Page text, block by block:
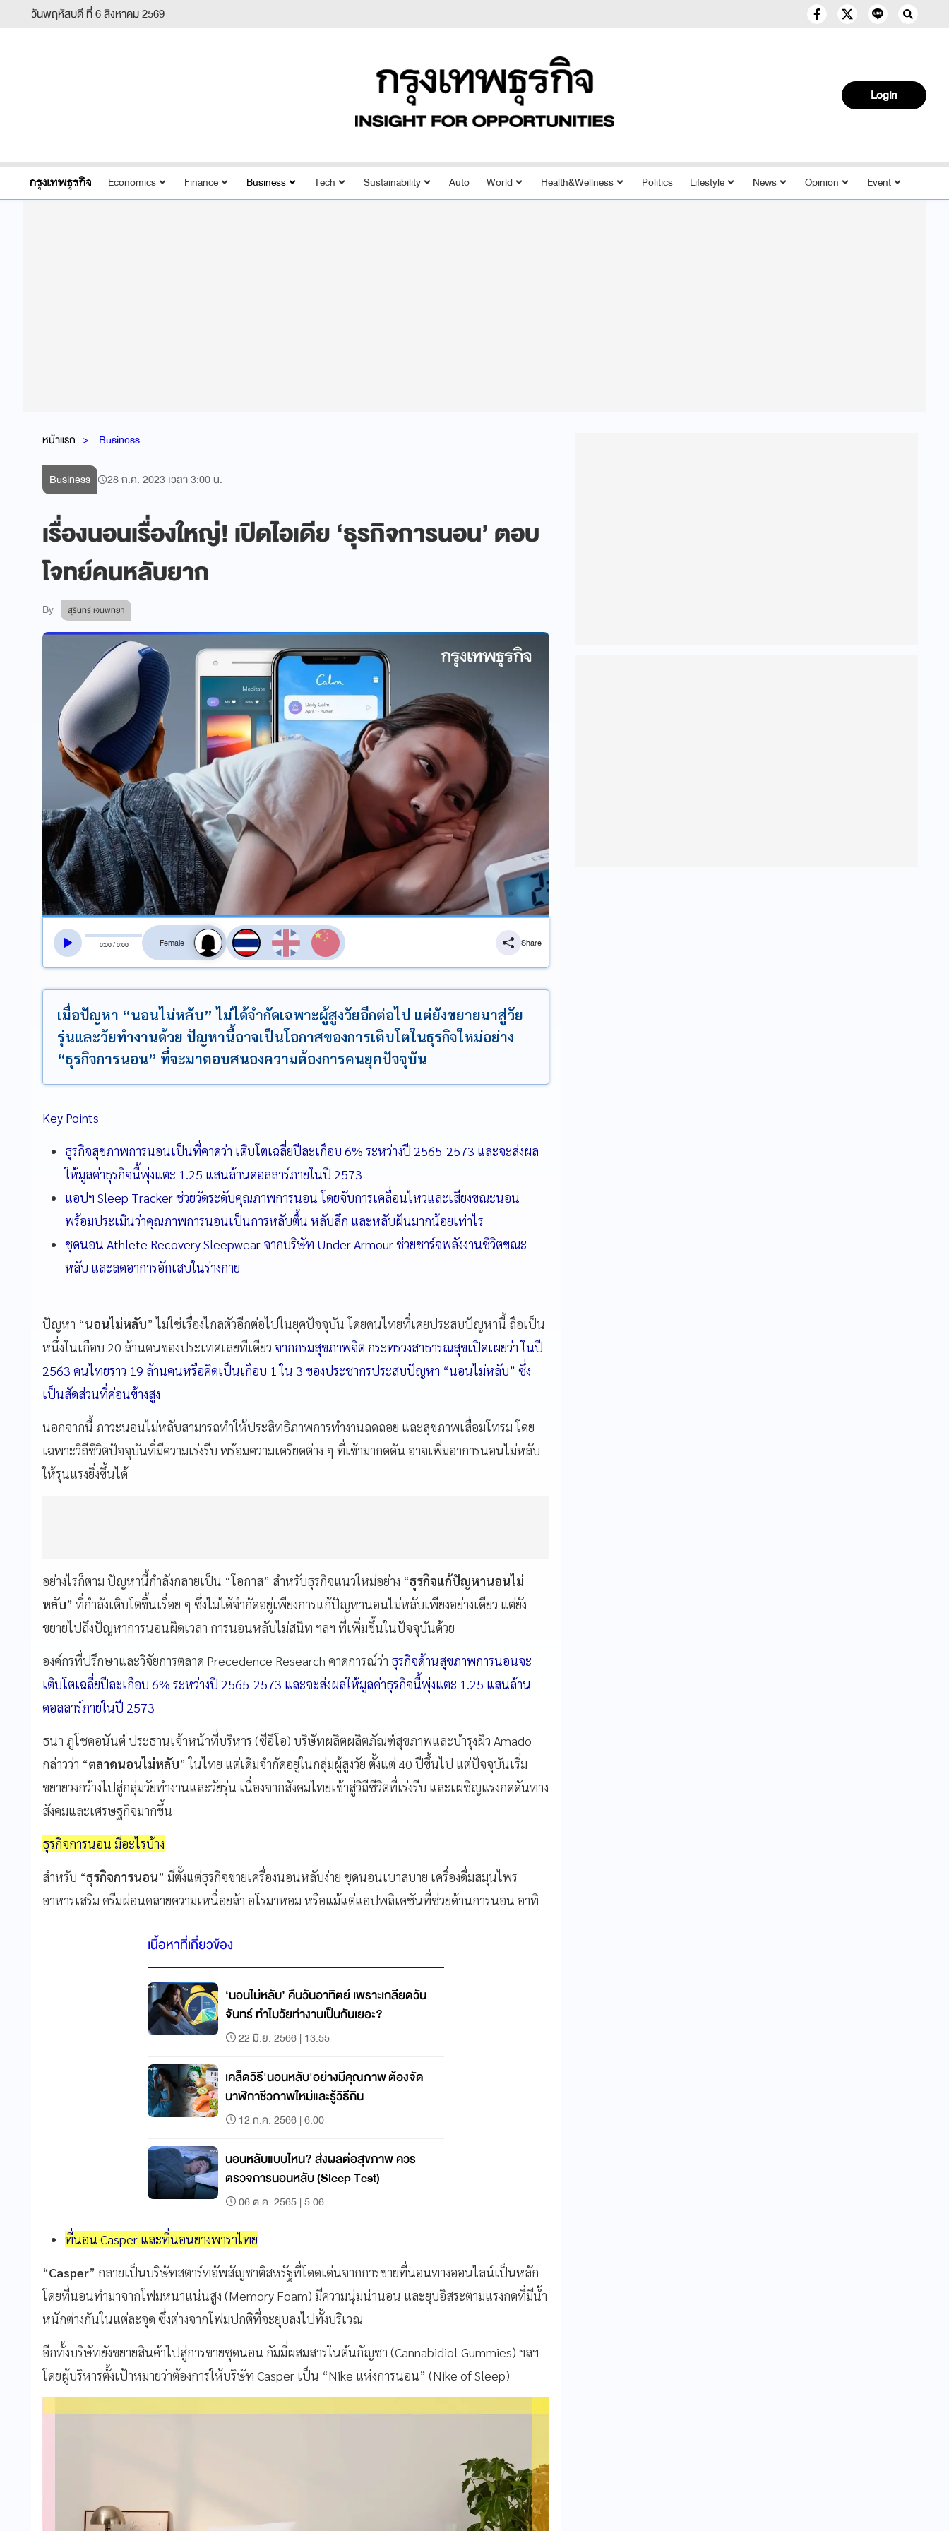
วันพฤหัสบดี ที่ 6 สิงหาคม 2569
Login
Economics Finance Business Tech Sustainability Auto World Health&Wellness Politics Lifestyle News Opinion Event
หน้าแรก Business
Business 28 ก.ค. 2023 เวลา 3:00 น.
เรื่องนอนเรื่องใหญ่! เปิดไอเดีย ‘ธุรกิจการนอน’ ตอบ
โจทย์คนหลับยาก
By สุรินทร์ เจนพิทยา
0:00/0:00
สลับเสียงอ่าน
Share
เมื่อปัญหา “นอนไม่หลับ” ไม่ได้จำกัดเฉพาะผู้สูงวัยอีกต่อไป แต่ยังขยายมาสู่วัย
รุ่นและวัยทำงานด้วย ปัญหานี้อาจเป็นโอกาสของการเติบโตในธุรกิจใหม่อย่าง
“ธุรกิจการนอน” ที่จะมาตอบสนองความต้องการคนยุคปัจจุบัน
Key Points
ธุรกิจสุขภาพการนอนเป็นที่คาดว่า เติบโตเฉลี่ยปีละเกือบ 6% ระหว่างปี 2565-2573 และจะส่งผล
ให้มูลค่าธุรกิจนี้พุ่งแตะ 1.25 แสนล้านดอลลาร์ภายในปี 2573
แอปฯ Sleep Tracker ช่วยวัดระดับคุณภาพการนอน โดยจับการเคลื่อนไหวและเสียงขณะนอน
พร้อมประเมินว่าคุณภาพการนอนเป็นการหลับตื้น หลับลึก และหลับฝันมากน้อยเท่าไร
ชุดนอน Athlete Recovery Sleepwear จากบริษัท Under Armour ช่วยชาร์จพลังงานชีวิตขณะ
หลับ และลดอาการอักเสบในร่างกาย
ปัญหา “นอนไม่หลับ” ไม่ใช่เรื่องไกลตัวอีกต่อไปในยุคปัจจุบัน โดยคนไทยที่เคยประสบปัญหานี้ ถือเป็น
หนึ่งในเกือบ 20 ล้านคนของประเทศเลยทีเดียว จากกรมสุขภาพจิต กระทรวงสาธารณสุขเปิดเผยว่า ในปี
2563 คนไทยราว 19 ล้านคนหรือคิดเป็นเกือบ 1 ใน 3 ของประชากรประสบปัญหา “นอนไม่หลับ” ซึ่ง
เป็นสัดส่วนที่ค่อนข้างสูง
นอกจากนี้ ภาวะนอนไม่หลับสามารถทำให้ประสิทธิภาพการทำงานถดถอย และสุขภาพเสื่อมโทรม โดย
เฉพาะวิถีชีวิตปัจจุบันที่มีความเร่งรีบ พร้อมความเครียดต่าง ๆ ที่เข้ามากดดัน อาจเพิ่มอาการนอนไม่หลับ
ให้รุนแรงยิ่งขึ้นได้
อย่างไรก็ตาม ปัญหานี้กำลังกลายเป็น “โอกาส” สำหรับธุรกิจแนวใหม่อย่าง “ธุรกิจแก้ปัญหานอนไม่
หลับ” ที่กำลังเติบโตขึ้นเรื่อย ๆ ซึ่งไม่ได้จำกัดอยู่เพียงการแก้ปัญหานอนไม่หลับเพียงอย่างเดียว แต่ยัง
ขยายไปถึงปัญหาการนอนผิดเวลา การนอนหลับไม่สนิท ฯลฯ ที่เพิ่มขึ้นในปัจจุบันด้วย
องค์กรที่ปรึกษาและวิจัยการตลาด Precedence Research คาดการณ์ว่า ธุรกิจด้านสุขภาพการนอนจะ
เติบโตเฉลี่ยปีละเกือบ 6% ระหว่างปี 2565-2573 และจะส่งผลให้มูลค่าธุรกิจนี้พุ่งแตะ 1.25 แสนล้าน
ดอลลาร์ภายในปี 2573
ธนา ภูโชคอนันต์ ประธานเจ้าหน้าที่บริหาร (ซีอีโอ) บริษัทผลิตผลิตภัณฑ์สุขภาพและบำรุงผิว Amado
กล่าวว่า “ตลาดนอนไม่หลับ” ในไทย แต่เดิมจำกัดอยู่ในกลุ่มผู้สูงวัย ตั้งแต่ 40 ปีขึ้นไป แต่ปัจจุบันเริ่ม
ขยายวงกว้างไปสู่กลุ่มวัยทำงานและวัยรุ่น เนื่องจากสังคมไทยเข้าสู่วิถีชีวิตที่เร่งรีบ และเผชิญแรงกดดันทาง
สังคมและเศรษฐกิจมากขึ้น
ธุรกิจการนอน มีอะไรบ้าง
สำหรับ “ธุรกิจการนอน” มีตั้งแต่ธุรกิจขายเครื่องนอนหลับง่าย ชุดนอนเบาสบาย เครื่องดื่มสมุนไพร
อาหารเสริม ครีมผ่อนคลายความเหนื่อยล้า อโรมาหอม หรือแม้แต่แอปพลิเคชันที่ช่วยด้านการนอน อาทิ
เนื้อหาที่เกี่ยวข้อง
‘นอนไม่หลับ’ คืนวันอาทิตย์ เพราะเกลียดวัน
จันทร์ ทำไมวัยทำงานเป็นกันเยอะ?
22 มิ.ย. 2566 | 13:55
เคล็ดวิธี'นอนหลับ'อย่างมีคุณภาพ ต้องจัด
นาฬิกาชีวภาพใหม่และรู้วิธีกิน
12 ก.ค. 2566 | 6:00
นอนหลับแบบไหน? ส่งผลต่อสุขภาพ ควร
ตรวจการนอนหลับ (Sleep Test)
06 ต.ค. 2565 | 5:06
ที่นอน Casper และที่นอนยางพาราไทย
“Casper” กลายเป็นบริษัทสตาร์ทอัพสัญชาติสหรัฐที่โดดเด่นจากการขายที่นอนทางออนไลน์เป็นหลัก
โดยที่นอนทำมาจากโฟมหนาแน่นสูง (Memory Foam) มีความนุ่มน่านอน และยุบอิสระตามแรงกดที่มีน้ำ
หนักต่างกันในแต่ละจุด ซึ่งต่างจากโฟมปกติที่จะยุบลงไปทั้งบริเวณ
อีกทั้งบริษัทยังขยายสินค้าไปสู่การขายชุดนอน กัมมี่ผสมสารในต้นกัญชา (Cannabidiol Gummies) ฯลฯ
โดยผู้บริหารตั้งเป้าหมายว่าต้องการให้บริษัท Casper เป็น “Nike แห่งการนอน” (Nike of Sleep)